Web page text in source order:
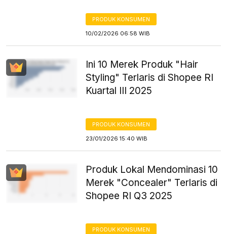
PRODUK KONSUMEN
10/02/2026 06:58 WIB
Ini 10 Merek Produk "Hair
Styling" Terlaris di Shopee RI
Kuartal III 2025
PRODUK KONSUMEN
23/01/2026 15:40 WIB
Produk Lokal Mendominasi 10
Merek "Concealer" Terlaris di
Shopee RI Q3 2025
PRODUK KONSUMEN